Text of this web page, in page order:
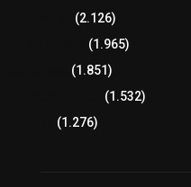
(2.126)
(1.965)
(1.851)
(1.532)
(1.276)